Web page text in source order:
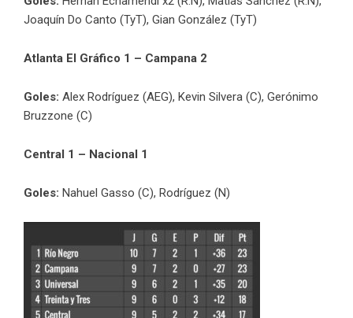
Joaquín Do Canto (TyT), Gian González (TyT)
Atlanta El Gráfico 1 – Campana 2
Goles: Alex Rodríguez (AEG), Kevin Silvera (C), Gerónimo
Bruzzone (C)
Central 1 – Nacional 1
Goles: Nahuel Gasso (C), Rodríguez (N)